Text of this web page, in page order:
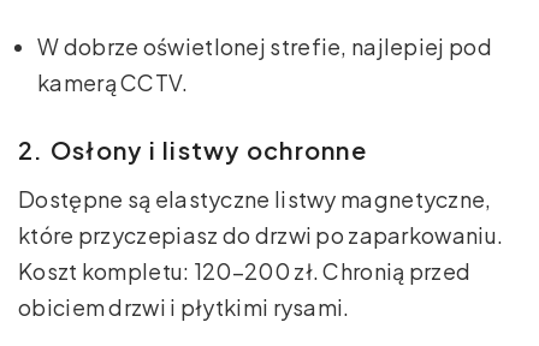
W dobrze oświetlonej strefie, najlepiej pod
kamerą CCTV.
2. Osłony i listwy ochronne
Dostępne są elastyczne listwy magnetyczne,
które przyczepiasz do drzwi po zaparkowaniu.
Koszt kompletu: 120–200 zł. Chronią przed
obiciem drzwi i płytkimi rysami.